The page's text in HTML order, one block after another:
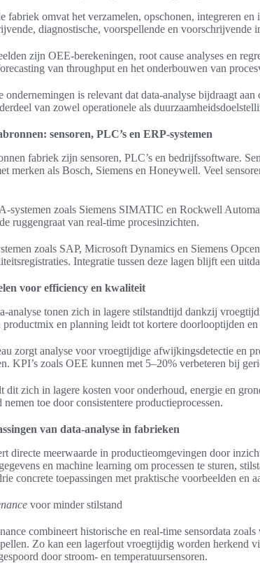
fabriek omvat het verzamelen, opschonen, integreren en
diagnostische, voorspellende en voorschrijvende
zijn OEE-berekeningen, root cause analyses en
van throughput en het onderbouwen van
ondernemingen is relevant dat data-analyse bijdraagt
van zowel operationele als
sensoren, PLC’s en ERP-systemen
fabriek zijn sensoren, PLC’s en bedrijfssoftware.
merken als Bosch, Siemens en Honeywell. Veel
systemen zoals Siemens SIMATIC en Rockwell
ruggengraat van real-time procesinzichten.
zoals SAP, Microsoft Dynamics en Siemens
Integratie tussen deze lagen blijft een
voor efficiency en kwaliteit
analyse tonen zich in lagere stilstandtijd dankzij
en planning leidt tot kortere doorlooptijden
zorgt analyse voor vroegtijdige afwijkingsdetectie en
KPI’s zoals OEE kunnen met 5–20% verbeteren bij
dit zich in lagere kosten voor onderhoud, energie en
toe door consistentere productieprocessen.
van data-analyse in fabrieken
directe meerwaarde in productieomgevingen door
en machine learning om processen te sturen,
concrete toepassingen met praktische voorbeelden en
voor minder stilstand
combineert historische en real-time sensordata
Zo kan een lagerfout vroegtijdig worden herkend
door stroom- en temperatuursensoren.